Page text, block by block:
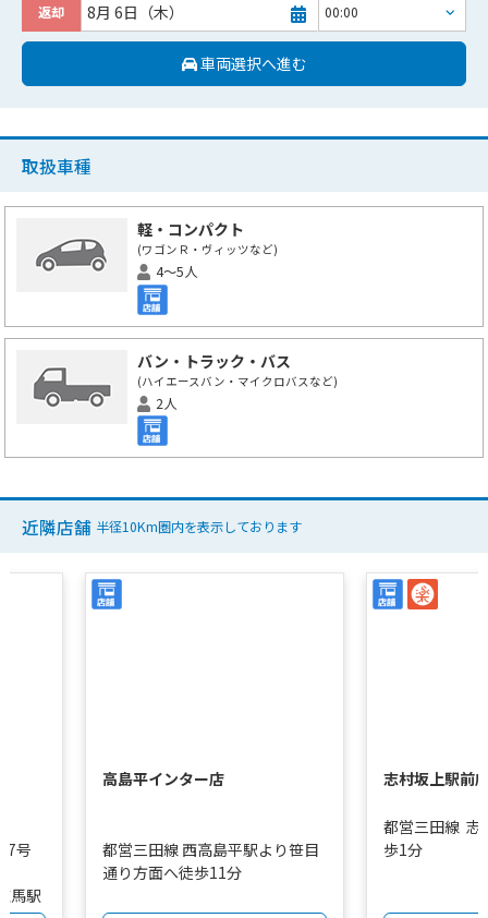
返却 8月 6日（木）
車両選択へ進む
取扱車種
軽・コンパクト
(ワゴンＲ・ヴィッツなど)
4～5人
バン・トラック・バス
(ハイエースバン・マイクロバスなど)
2人
近隣店舗 半径10Km圏内を表示しております
7号
馬駅
高島平インター店
都営三田線 西高島平駅より笹目
通り方面へ徒歩11分
志村坂上駅前
都営三田線 志
歩1分